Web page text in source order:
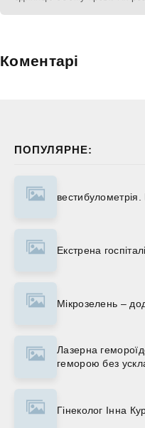
ПОПУЛЯРНЕ:
вестибулометрія.
Екстрена
Мікрозелень –
Лазерна
геморою без
Гінеколог Інна
Коментарі